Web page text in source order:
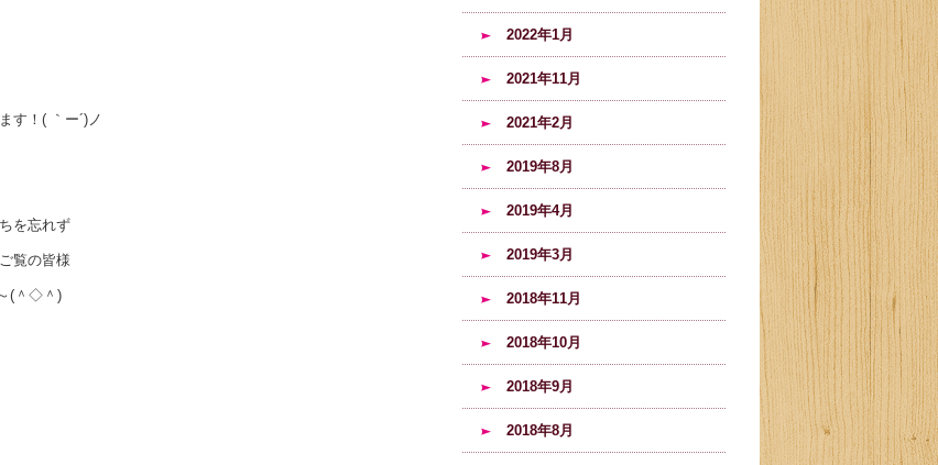
す！( ｀ー´)ノ
を忘れず
覧の皆様
(＾◇＾)
2022年1月
2021年11月
2021年2月
2019年8月
2019年4月
2019年3月
2018年11月
2018年10月
2018年9月
2018年8月